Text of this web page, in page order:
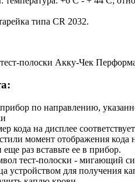
типа CR 2032.
полоски Акку-Чек
прибор по направлению,
кода на дисплее
момент отображения кода
раз вставьте ее в прибор.
тест-полоски - мигающий
устройством для получения